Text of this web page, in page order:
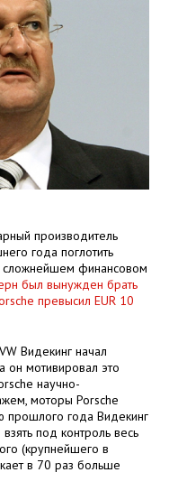
производитель
года поглотить
сложнейшем финансовом
был вынужден брать
превысил EUR 10
Видекинг начал
он мотивировал это
научно-
моторы Porsche
прошлого года Видекинг
под контроль весь
(крупнейшего в
в 70 раз больше